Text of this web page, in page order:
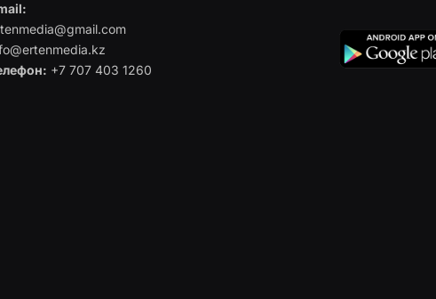
+7 707 403 1260